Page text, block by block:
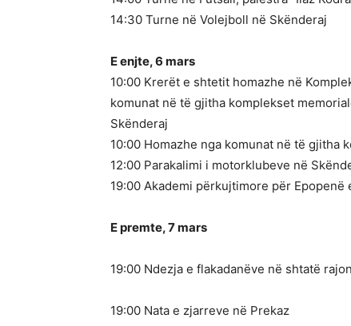
14:30 Turne në Volejboll në Skënderaj
E enjte, 6 mars
10:00 Krerët e shtetit homazhe në
komunat në të gjitha komplekset
Skënderaj
10:00 Homazhe nga komunat në të gjitha
12:00 Parakalimi i motorklubeve në
19:00 Akademi përkujtimore për Epopenë
E premte, 7 mars
19:00 Ndezja e flakadanëve në shtatë
19:00 Nata e zjarreve në Prekaz